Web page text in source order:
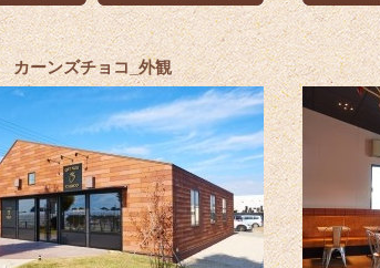
カーンズチョコ_外観